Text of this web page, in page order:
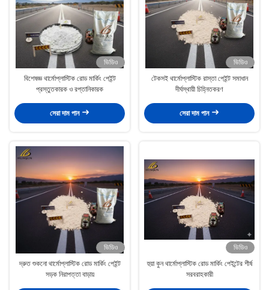
ভিডিও
বিশেষজ্ঞ থার্মোপ্লাস্টিক রোড মার্কিং পেইন্ট
প্রস্তুতকারক ও রপ্তানিকারক
সেরা দাম পান
ভিডিও
টেকসই থার্মোপ্লাস্টিক রাস্তা পেইন্ট সমাধান
দীর্ঘস্থায়ী চিহ্নিতকরণ
সেরা দাম পান
ভিডিও
দ্রুত শুকনো থার্মোপ্লাস্টিক রোড মার্কিং পেইন্ট
সড়ক নিরাপত্তা বাড়ায়
ভিডিও
হুয়া কুন থার্মোপ্লাস্টিক রোড মার্কিং পেইন্টের শীর্ষ
সরবরাহকারী